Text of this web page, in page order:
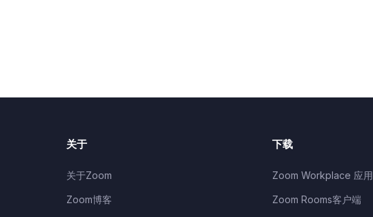
关于
关于Zoom
Zoom博客
下载
Zoom Workplace 应用
Zoom Rooms客户端